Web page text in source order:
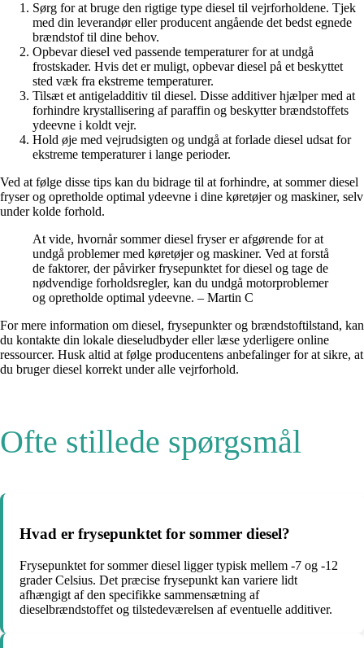
Sørg for at bruge den rigtige type diesel til vejrforholdene. Tjek
med din leverandør eller producent angående det bedst egnede
brændstof til dine behov.
Opbevar diesel ved passende temperaturer for at undgå
frostskader. Hvis det er muligt, opbevar diesel på et beskyttet
sted væk fra ekstreme temperaturer.
Tilsæt et antigeladditiv til diesel. Disse additiver hjælper med at
forhindre krystallisering af paraffin og beskytter brændstoffets
ydeevne i koldt vejr.
Hold øje med vejrudsigten og undgå at forlade diesel udsat for
ekstreme temperaturer i lange perioder.
Ved at følge disse tips kan du bidrage til at forhindre, at sommer diesel
fryser og opretholde optimal ydeevne i dine køretøjer og maskiner, selv
under kolde forhold.
At vide, hvornår sommer diesel fryser er afgørende for at
undgå problemer med køretøjer og maskiner. Ved at forstå
de faktorer, der påvirker frysepunktet for diesel og tage de
nødvendige forholdsregler, kan du undgå motorproblemer
og opretholde optimal ydeevne. – Martin C
For mere information om diesel, frysepunkter og brændstoftilstand, kan
du kontakte din lokale dieseludbyder eller læse yderligere online
ressourcer. Husk altid at følge producentens anbefalinger for at sikre, at
du bruger diesel korrekt under alle vejrforhold.
Ofte stillede spørgsmål
Hvad er frysepunktet for sommer diesel?
Frysepunktet for sommer diesel ligger typisk mellem -7 og -12
grader Celsius. Det præcise frysepunkt kan variere lidt
afhængigt af den specifikke sammensætning af
dieselbrændstoffet og tilstedeværelsen af eventuelle additiver.